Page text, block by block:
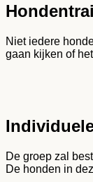
Niet iedere
gaan kijken of
De groep zal
De honden in